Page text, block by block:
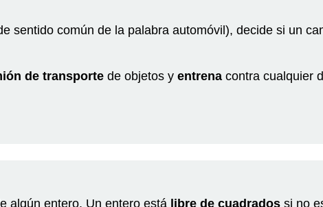
sentido común de la palabra automóvil), decide si un
de transporte de objetos y entrena contra cualquier
algún entero. Un entero está libre de cuadrados si no